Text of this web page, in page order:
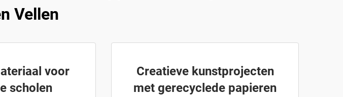
Vellen
voor
scholen
Creatieve kunstprojecten
met gerecyclede papieren